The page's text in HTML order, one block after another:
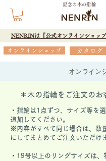
記念の木の指輪
NENRINは『公式オンラインショッ
オンラインショップ カタログ
オンライン
＊木の指輪をご注文のお
・指輪は1点ずつ、サイズ等を
追加してください。
※内容がすべて同じ場合は、数
にしてまとめてご注文いただけ
・19号以上のリングサイズは、